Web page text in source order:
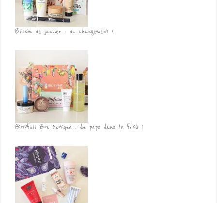
Blissim de janvier : du changement !
Biotyfull Box Exotique : du peps dans le froid !